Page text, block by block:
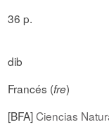
36 p.
dib
Francés (fre)
[BFA]Ciencias